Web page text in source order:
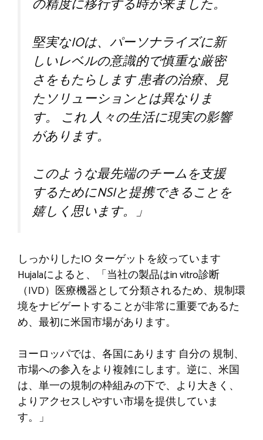
の精度に移行する時が来ました。
堅実なIOは、パーソナライズに新
しいレベルの意識的で慎重な厳密
さをもたらします患者の治療、見
たソリューションとは異なりま
す。 これ人々の生活に現実の影響
があります。
このような最先端のチームを支援
するためにNSIと提携できることを
嬉しく思います。」
しっかりしたIO ターゲットを絞っています
Hujalaによると、「当社の製品はin vitro診断
（IVD）医療機器として分類されるため、規制環
境をナビゲートすることが非常に重要であるた
め、最初に米国市場があります。
ヨーロッパでは、各国にあります 自分の規制、
市場への参入をより複雑にします。逆に、米国
は、単一の規制の枠組みの下で、より大きく、
よりアクセスしやすい市場を提供していま
す。」